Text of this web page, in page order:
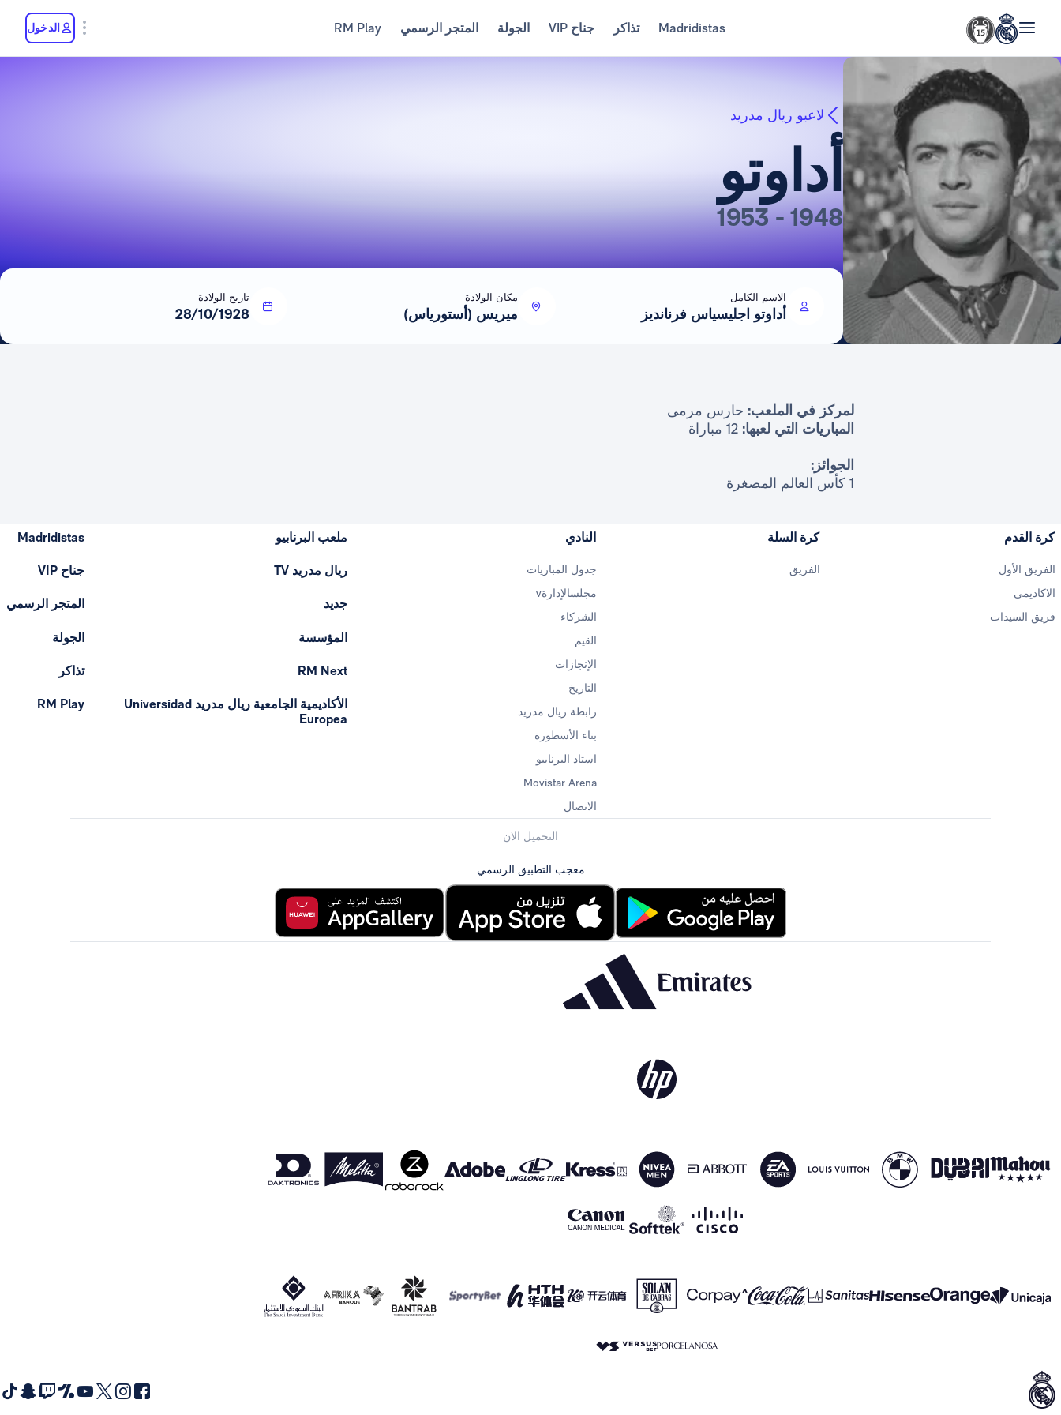
Madridistas تذاكر جناح VIP الجولة المتجر الرسمي RM Play الدخول
لاعبو ريال مدريد
أداوتو
1948 - 1953
الاسم الكامل
أداوتو اجليسياس فرنانديز
مكان الولادة
ميريس (أستورياس)
تاريخ الولادة
28/10/1928
لمركز في الملعب: حارس مرمى
المباريات التي لعبها: 12 مباراة
الجوائز:
1 كأس العالم المصغرة
كرة القدم
الفريق الأول
الاكاديمي
فريق السيدات
كرة السلة
الفريق
النادي
جدول المباريات
مجلسالإدارةv
الشركاء
القيم
الإنجازات
التاريخ
رابطة ريال مدريد
بناء الأسطورة
استاد البرنابيو
Movistar Arena
الاتصال
ملعب البرنابيو
ريال مدريد TV
جديد
المؤسسة
RM Next
الأكاديمية الجامعية ريال مدريد Universidad
Europea
Madridistas
جناح VIP
المتجر الرسمي
الجولة
تذاكر
RM Play
التحميل الان
معجب التطبيق الرسمي